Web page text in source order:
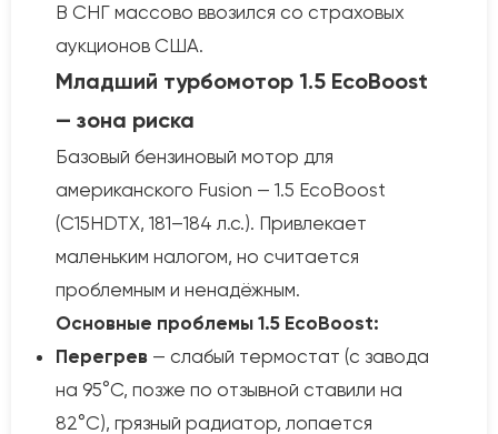
В СНГ массово ввозился со страховых
аукционов США.
Младший турбомотор 1.5 EcoBoost
— зона риска
Базовый бензиновый мотор для
американского Fusion — 1.5 EcoBoost
(C15HDTX, 181–184 л.с.). Привлекает
маленьким налогом, но считается
проблемным и ненадёжным.
Основные проблемы 1.5 EcoBoost:
Перегрев — слабый термостат (с завода
на 95°C, позже по отзывной ставили на
82°C), грязный радиатор, лопается